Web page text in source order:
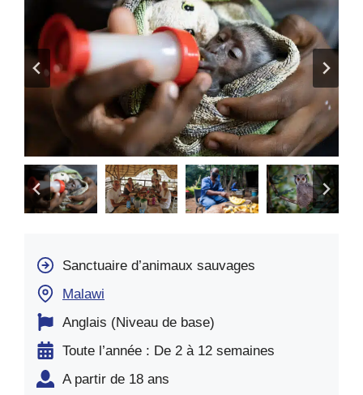
Sanctuaire d’animaux sauvages
Malawi
Anglais (Niveau de base)
Toute l’année : De 2 à 12 semaines
A partir de 18 ans